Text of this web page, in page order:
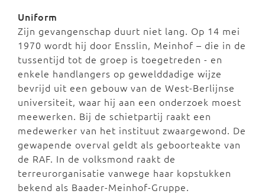
Uniform
Zijn gevangenschap duurt niet lang. Op 14 mei
1970 wordt hij door Ensslin, Meinhof – die in de
tussentijd tot de groep is toegetreden - en
enkele handlangers op gewelddadige wijze
bevrijd uit een gebouw van de West-Berlijnse
universiteit, waar hij aan een onderzoek moest
meewerken. Bij de schietpartij raakt een
medewerker van het instituut zwaargewond. De
gewapende overval geldt als geboorteakte van
de RAF. In de volksmond raakt de
terreurorganisatie vanwege haar kopstukken
bekend als Baader-Meinhof-Gruppe.